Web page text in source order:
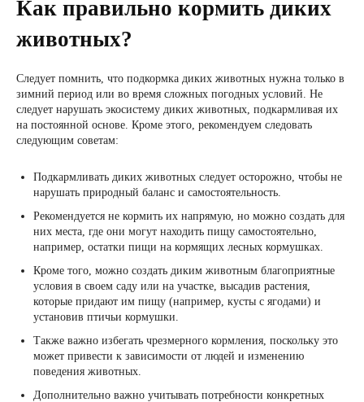
Как правильно кормить диких
животных?
Следует помнить, что подкормка диких животных нужна только в
зимний период или во время сложных погодных условий. Не
следует нарушать экосистему диких животных, подкармливая их
на постоянной основе. Кроме этого, рекомендуем следовать
следующим советам:
Подкармливать диких животных следует осторожно, чтобы не
нарушать природный баланс и самостоятельность.
Рекомендуется не кормить их напрямую, но можно создать для
них места, где они могут находить пищу самостоятельно,
например, остатки пищи на кормящих лесных кормушках.
Кроме того, можно создать диким животным благоприятные
условия в своем саду или на участке, высадив растения,
которые придают им пищу (например, кусты с ягодами) и
установив птичьи кормушки.
Также важно избегать чрезмерного кормления, поскольку это
может привести к зависимости от людей и изменению
поведения животных.
Дополнительно важно учитывать потребности конкретных